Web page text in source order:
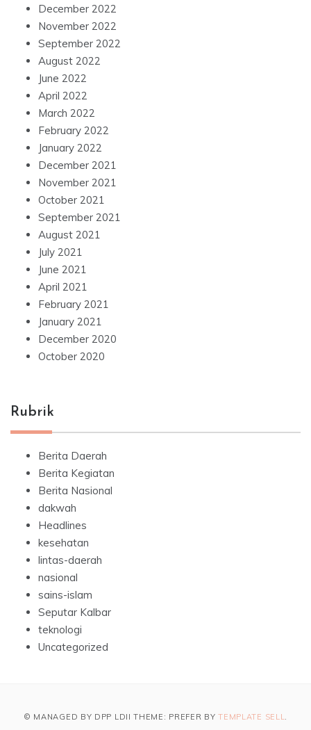
December 2022
November 2022
September 2022
August 2022
June 2022
April 2022
March 2022
February 2022
January 2022
December 2021
November 2021
October 2021
September 2021
August 2021
July 2021
June 2021
April 2021
February 2021
January 2021
December 2020
October 2020
Rubrik
Berita Daerah
Berita Kegiatan
Berita Nasional
dakwah
Headlines
kesehatan
lintas-daerah
nasional
sains-islam
Seputar Kalbar
teknologi
Uncategorized
© MANAGED BY DPP LDII THEME: PREFER BYTEMPLATE SELL